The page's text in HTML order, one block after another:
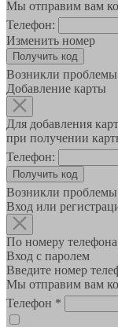
Мы отправим вам
Телефон:
Изменить номер
Возникли
Добавление карты
Для добавления
при получении
Телефон:
Возникли
Вход или
По номеру телефона
Вход с паролем
Введите номер
Мы отправим вам
Телефон *